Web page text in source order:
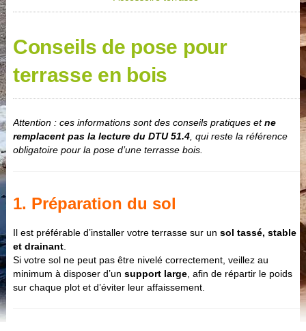
Conseils de pose pour
terrasse en bois
Attention : ces informations sont des conseils pratiques et ne
remplacent pas la lecture du DTU 51.4, qui reste la référence
obligatoire pour la pose d’une terrasse bois.
1. Préparation du sol
Il est préférable d’installer votre terrasse sur un sol tassé, stable
et drainant.
Si votre sol ne peut pas être nivelé correctement, veillez au
minimum à disposer d’un support large, afin de répartir le poids
sur chaque plot et d’éviter leur affaissement.